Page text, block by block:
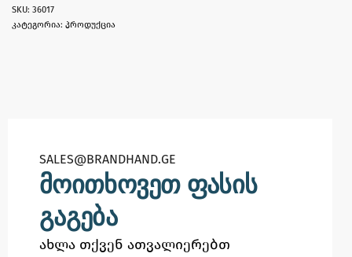
36017
კატეგორია: პროდუქცია
SALES@BRANDHAND.GE​
მოითხოვეთ ფასის
გაგება
ახლა თქვენ ათვალიერებთ